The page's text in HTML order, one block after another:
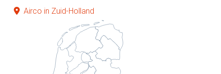
Airco in Zuid-Holland